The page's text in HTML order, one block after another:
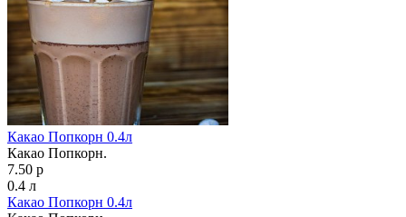
Какао Попкорн 0.4л
Какао Попкорн.
7.50 р
0.4 л
Какао Попкорн 0.4л